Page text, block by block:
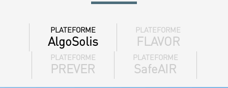
PLATEFORME
AlgoSolis
PLATEFORME
FLAVOR
PLATEFORME
PREVER
PLATEFORME
SafeAIR